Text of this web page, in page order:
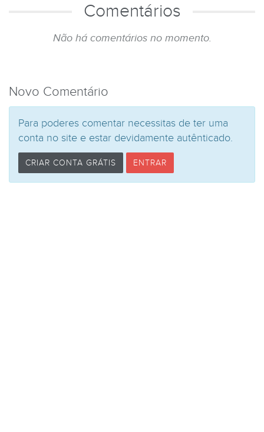
Comentários
Não há comentários no momento.
Novo Comentário
Para poderes comentar necessitas de ter uma
conta no site e estar devidamente autênticado.
CRIAR CONTA GRÁTIS ENTRAR